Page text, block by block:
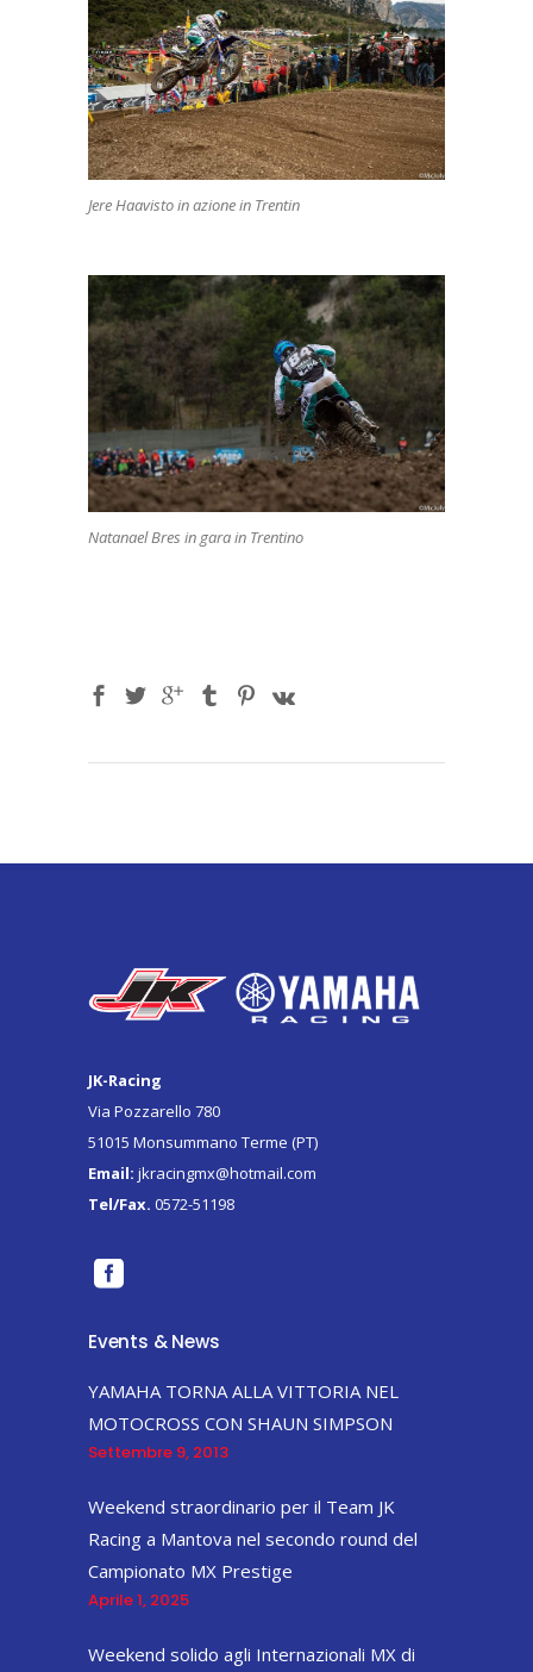
Jere Haavisto in azione in Trentin
Natanael Bres in gara in Trentino
JK-Racing
Via Pozzarello 780
51015 Monsummano Terme (PT)
Email: jkracingmx@hotmail.com
Tel/Fax. 0572-51198
Events & News
YAMAHA TORNA ALLA VITTORIA NEL
MOTOCROSS CON SHAUN SIMPSON
Settembre 9, 2013
Weekend straordinario per il Team JK
Racing a Mantova nel secondo round del
Campionato MX Prestige
Aprile 1, 2025
Weekend solido agli Internazionali MX di